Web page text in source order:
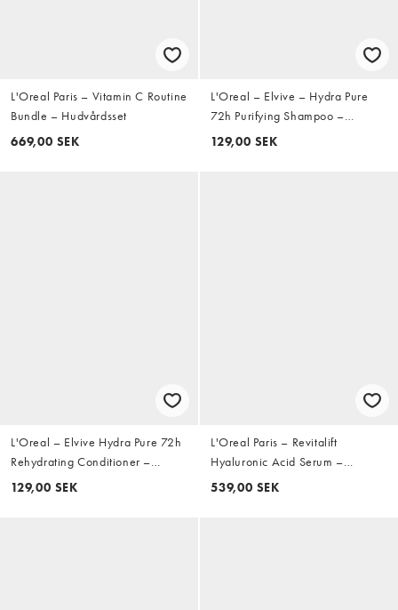
L'Oreal Paris – Vitamin C Routine
Bundle – Hudvårdsset
669,00 SEK
L'Oreal – Elvive – Hydra Pure
72h Purifying Shampoo –
Schampo 500ml
129,00 SEK
L'Oreal – Elvive Hydra Pure 72h
Rehydrating Conditioner –
Återfuktande balsam 400ml
129,00 SEK
L'Oreal Paris – Revitalift
Hyaluronic Acid Serum –
Ansiktsserum med hyaluronsyra
539,00 SEK